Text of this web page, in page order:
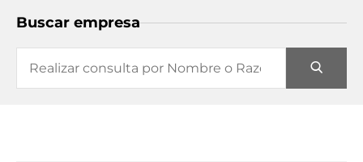
Buscar empresa